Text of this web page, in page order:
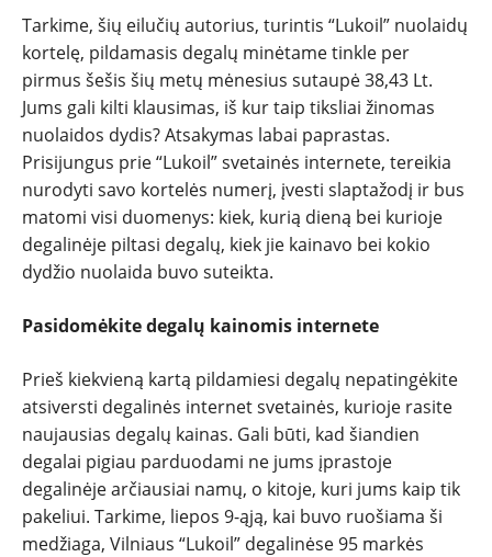
Tarkime, šių eilučių autorius, turintis “Lukoil” nuolaidų
kortelę, pildamasis degalų minėtame tinkle per
pirmus šešis šių metų mėnesius sutaupė 38,43 Lt.
Jums gali kilti klausimas, iš kur taip tiksliai žinomas
nuolaidos dydis? Atsakymas labai paprastas.
Prisijungus prie “Lukoil” svetainės internete, tereikia
nurodyti savo kortelės numerį, įvesti slaptažodį ir bus
matomi visi duomenys: kiek, kurią dieną bei kurioje
degalinėje piltasi degalų, kiek jie kainavo bei kokio
dydžio nuolaida buvo suteikta.
Pasidomėkite degalų kainomis internete
Prieš kiekvieną kartą pildamiesi degalų nepatingėkite
atsiversti degalinės internet svetainės, kurioje rasite
naujausias degalų kainas. Gali būti, kad šiandien
degalai pigiau parduodami ne jums įprastoje
degalinėje arčiausiai namų, o kitoje, kuri jums kaip tik
pakeliui. Tarkime, liepos 9-ąją, kai buvo ruošiama ši
medžiaga, Vilniaus “Lukoil” degalinėse 95 markės